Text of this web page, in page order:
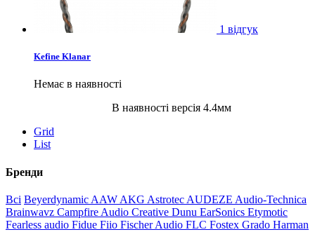
1 відгук
Kefine Klanar
Немає в наявності
В наявності версія 4.4мм
Grid
List
Бренди
Всі Beyerdynamic AAW AKG Astrotec AUDEZE Audio-Technica
Brainwavz Campfire Audio Creative Dunu EarSonics Etymotic
Fearless audio Fidue Fiio Fischer Audio FLC Fostex Grado Harman